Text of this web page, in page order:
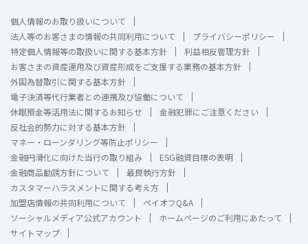
個人情報のお取り扱いについて
法人等のお客さまの情報の共同利用について
プライバシーポリシー
特定個人情報等の取扱いに関する基本方針
利益相反管理方針
お客さまの資産運用及び資産形成をご支援する業務の基本方針
外国為替取引に関する基本方針
電子決済等代行業者との連携及び協働について
休眠預金等活用法に関するお知らせ
金融犯罪にご注意ください
反社会的勢力に対する基本方針
マネー・ローンダリング等防止ポリシー
金融円滑化に向けた当行の取り組み
ESG融資目標の表明
金融商品勧誘方針について
最良執行方針
カスタマーハラスメントに関する考え方
加盟店情報の共同利用について
ペイオフQ&A
ソーシャルメディア公式アカウント
ホームページのご利用にあたって
サイトマップ